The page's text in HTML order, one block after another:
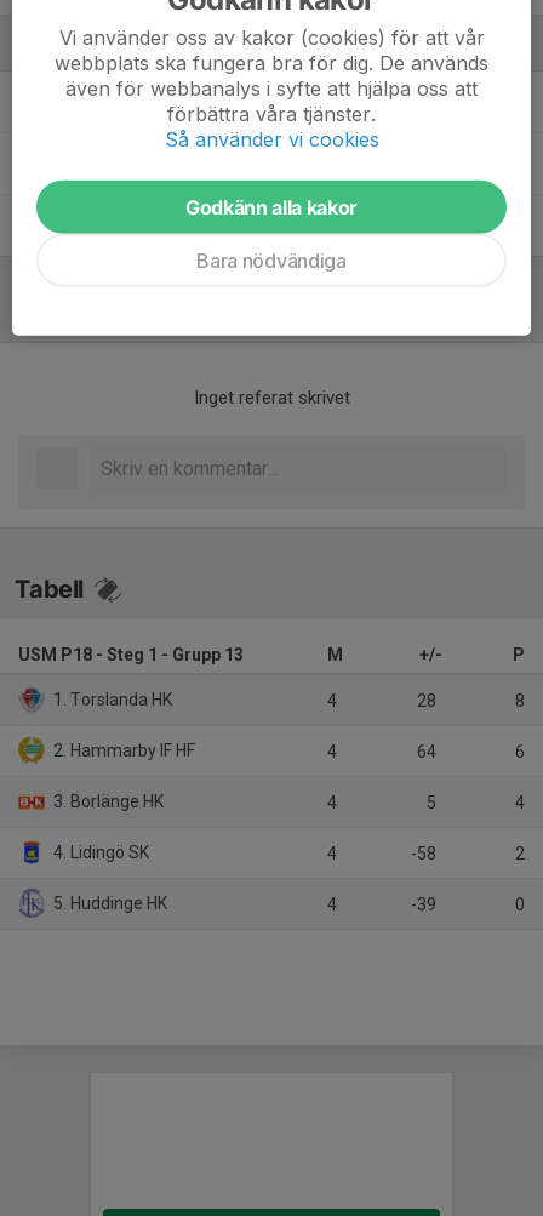
Ledare
Oscar GranstenTränare
Inget referat skrivet
Tabell
USM P18 - Steg 1 - Grupp 13 M +/- P
1. Torslanda HK 4 28 8
2. Hammarby IF HF 4 64 6
3. Borlänge HK 4 5 4
4. Lidingö SK 4 -58 2
5. Huddinge HK 4 -39 0
Vi använder oss av kakor (cookies) för att vår
webbplats ska fungera bra för dig. De används
även för webbanalys i syfte att hjälpa oss att
förbättra våra tjänster.
Så använder vi cookies
Godkänn alla kakor
Bara nödvändiga